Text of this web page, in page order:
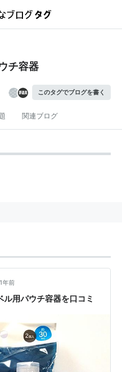
チ容器
このタグでブログを書く
関連ブログ
1年前
ル用パウチ容器を口コミ